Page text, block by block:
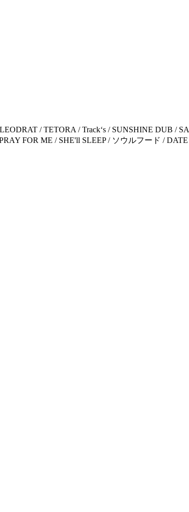
/ TETORA / Trackʻs / SUNSHINE DUB /
FOR ME / SHE'll SLEEP / ソウルフード /